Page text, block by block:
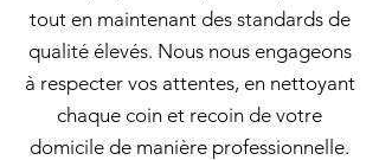
tout en maintenant des standards de
qualité élevés. Nous nous engageons
à respecter vos attentes, en nettoyant
chaque coin et recoin de votre
domicile de manière professionnelle.